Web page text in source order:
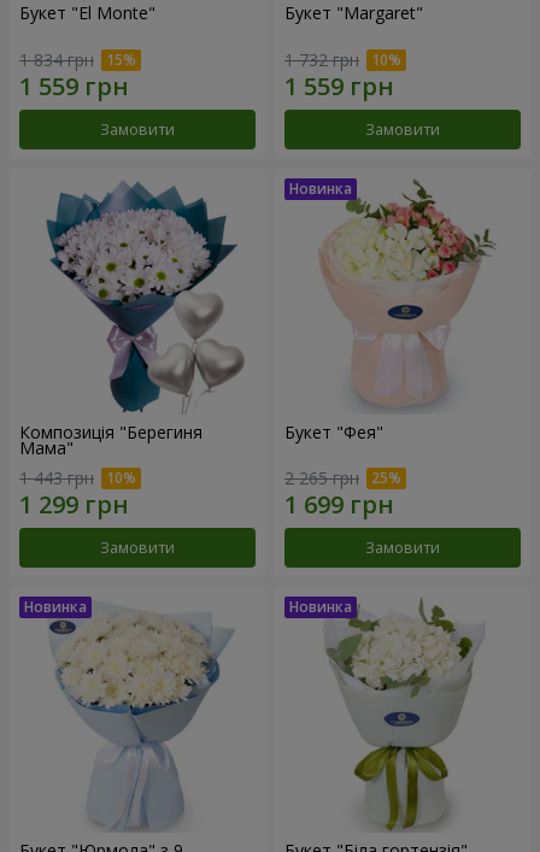
Букет "El Monte"
1 834 грн
Замовити
Букет "Margaret"
1 732 грн
Замовити
Композиція "Берегиня
Мама"
1 443 грн
Замовити
Букет "Фея"
2 265 грн
Замовити